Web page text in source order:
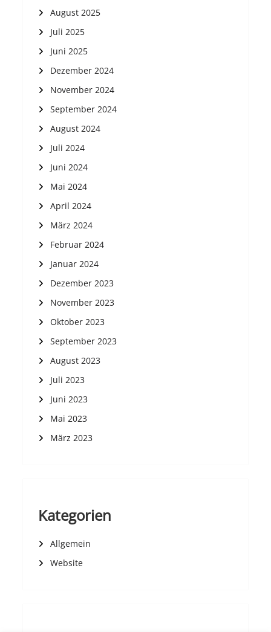
August 2025
Juli 2025
Juni 2025
Dezember 2024
November 2024
September 2024
August 2024
Juli 2024
Juni 2024
Mai 2024
April 2024
März 2024
Februar 2024
Januar 2024
Dezember 2023
November 2023
Oktober 2023
September 2023
August 2023
Juli 2023
Juni 2023
Mai 2023
März 2023
Kategorien
Allgemein
Website